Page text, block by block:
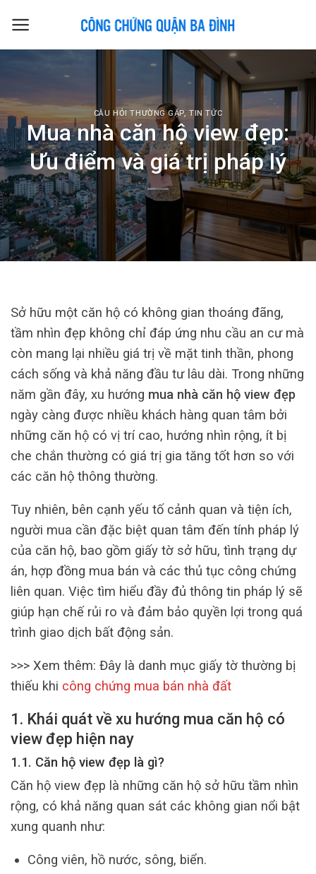
CÂU HỎI THƯỜNG GẶP,TIN TỨC
Mua nhà căn hộ view đẹp:
Ưu điểm và giá trị pháp lý
Sở hữu một căn hộ có không gian thoáng đãng,
tầm nhìn đẹp không chỉ đáp ứng nhu cầu an cư mà
còn mang lại nhiều giá trị về mặt tinh thần, phong
cách sống và khả năng đầu tư lâu dài. Trong những
năm gần đây, xu hướng mua nhà căn hộ view đẹp
ngày càng được nhiều khách hàng quan tâm bởi
những căn hộ có vị trí cao, hướng nhìn rộng, ít bị
che chắn thường có giá trị gia tăng tốt hơn so với
các căn hộ thông thường.
Tuy nhiên, bên cạnh yếu tố cảnh quan và tiện ích,
người mua cần đặc biệt quan tâm đến tính pháp lý
của căn hộ, bao gồm giấy tờ sở hữu, tình trạng dự
án, hợp đồng mua bán và các thủ tục công chứng
liên quan. Việc tìm hiểu đầy đủ thông tin pháp lý sẽ
giúp hạn chế rủi ro và đảm bảo quyền lợi trong quá
trình giao dịch bất động sản.
>>> Xem thêm: Đây là danh mục giấy tờ thường bị
thiếu khi công chứng mua bán nhà đất
1. Khái quát về xu hướng mua căn hộ có
view đẹp hiện nay
1.1. Căn hộ view đẹp là gì?
Căn hộ view đẹp là những căn hộ sở hữu tầm nhìn
rộng, có khả năng quan sát các không gian nổi bật
xung quanh như:
Công viên, hồ nước, sông, biển.